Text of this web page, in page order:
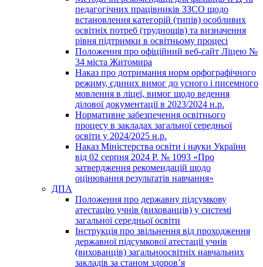
педагогічних працівників ЗЗСО щодо
встановлення категорій (типів) особливих
освітніх потреб (труднощів) та визначення
рівня підтримки в освітньому процесі
Положення про офіційний веб-сайт Ліцею №
34 міста Житомира
Наказ про дотримання норм орфографічного
режиму, єдиних вимог до усного і писемного
мовлення в ліцеї, вимог щодо ведення
ділової документації в 2023/2024 н.р.
Нормативне забезпечення освітнього
процесу в закладах загальної середньої
освіти у 2024/2025 н.р.
Наказ Міністерства освіти і науки України
від 02 серпня 2024 Р. № 1093 «Про
затвердження рекомендацій щодо
оцінювання результатів навчання»
ДПА
Положення про державну підсумкову
атестацію учнів (вихованців) у системі
загальної середньої освіти
Інструкція про звільнення від проходження
державної підсумкової атестації учнів
(вихованців) загальноосвітніх навчальних
закладів за станом здоров’я